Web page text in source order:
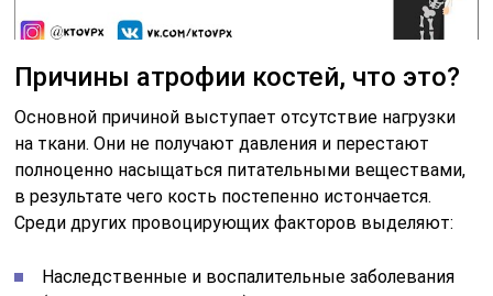
Причины атрофии костей, что это?
Основной причиной выступает отсутствие нагрузки
на ткани. Они не получают давления и перестают
полноценно насыщаться питательными веществами,
в результате чего кость постепенно истончается.
Среди других провоцирующих факторов выделяют:
Наследственные и воспалительные заболевания